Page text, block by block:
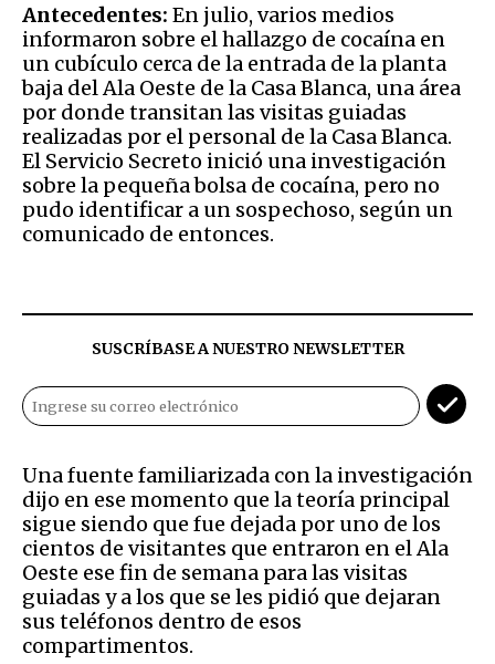
Antecedentes: En julio, varios medios
informaron sobre el hallazgo de cocaína en
un cubículo cerca de la entrada de la planta
baja del Ala Oeste de la Casa Blanca, una área
por donde transitan las visitas guiadas
realizadas por el personal de la Casa Blanca.
El Servicio Secreto inició una investigación
sobre la pequeña bolsa de cocaína, pero no
pudo identificar a un sospechoso, según un
comunicado de entonces.
SUSCRÍBASE A NUESTRO NEWSLETTER
Una fuente familiarizada con la investigación
dijo en ese momento que la teoría principal
sigue siendo que fue dejada por uno de los
cientos de visitantes que entraron en el Ala
Oeste ese fin de semana para las visitas
guiadas y a los que se les pidió que dejaran
sus teléfonos dentro de esos
compartimentos.